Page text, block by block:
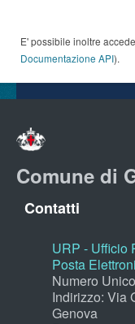
E' possibile inoltre
Documentazione API).
Comune di
Contatti
URP - Ufficio
Posta
Numero
Indirizzo: Via
Genova